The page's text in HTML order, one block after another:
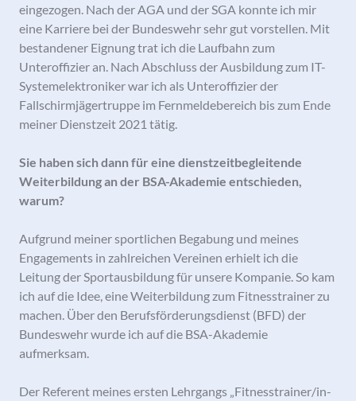
eingezogen. Nach der AGA und der SGA konnte ich mir
eine Karriere bei der Bundeswehr sehr gut vorstellen. Mit
bestandener Eignung trat ich die Laufbahn zum
Unteroffizier an. Nach Abschluss der Ausbildung zum IT-
Systemelektroniker war ich als Unteroffizier der
Fallschirmjägertruppe im Fernmeldebereich bis zum Ende
meiner Dienstzeit 2021 tätig.
Sie haben sich dann für eine dienstzeitbegleitende
Weiterbildung an der BSA-Akademie entschieden,
warum?
Aufgrund meiner sportlichen Begabung und meines
Engagements in zahlreichen Vereinen erhielt ich die
Leitung der Sportausbildung für unsere Kompanie. So kam
ich auf die Idee, eine Weiterbildung zum Fitnesstrainer zu
machen. Über den Berufsförderungsdienst (BFD) der
Bundeswehr wurde ich auf die BSA-Akademie
aufmerksam.
Der Referent meines ersten Lehrgangs „Fitnesstrainer/in-